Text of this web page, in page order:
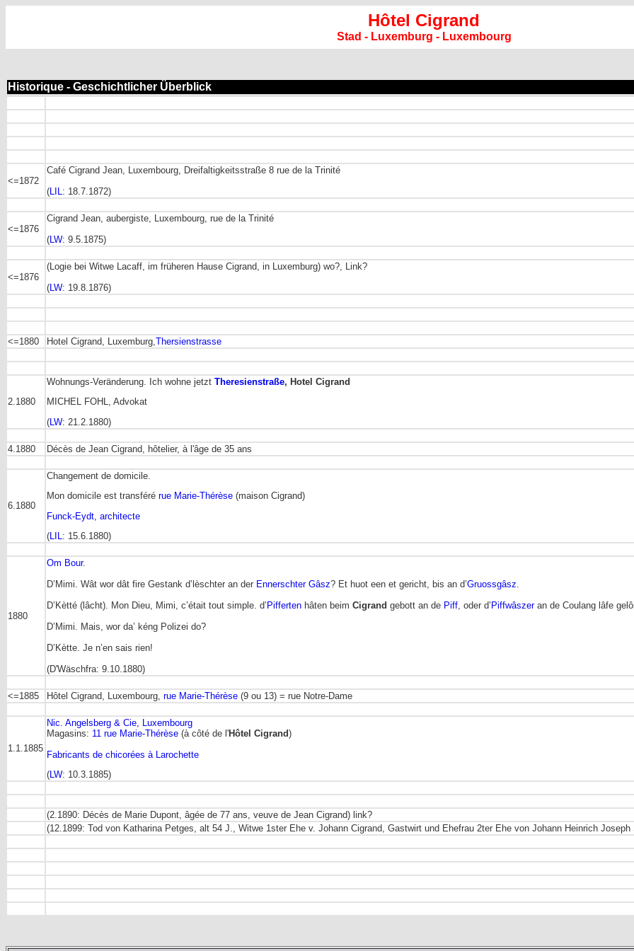
Hôtel Cigrand
Stad - Luxemburg - Luxembourg
Historique - Geschichtlicher Überblick
<=1872
Café Cigrand Jean, Luxembourg, Dreifaltigkeitsstraße 8 rue de la Trinité
(LIL: 18.7.1872)
<=1876
Cigrand Jean, aubergiste, Luxembourg, rue de la Trinité
(LW: 9.5.1875)
<=1876
(Logie bei Witwe Lacaff, im früheren Hause Cigrand, in Luxemburg) wo?, Link?
(LW: 19.8.1876)
<=1880 Hotel Cigrand, Luxemburg,Thersienstrasse
2.1880
Wohnungs-Veränderung. Ich wohne jetzt Theresienstraße, Hotel Cigrand
MICHEL FOHL, Advokat
(LW: 21.2.1880)
4.1880 Décès de Jean Cigrand, hôtelier, à l'âge de 35 ans
6.1880
Changement de domicile.
Mon domicile est transféré rue Marie-Thérèse (maison Cigrand)
Funck-Eydt, architecte
(
: 15.6.1880)
1880
Om Bour.
D’Mimi. Wât wor dât fire Gestank d’lèschter an der Ennerschter Gâsz? Et huot een et gericht, bis an d’Gruossgâsz.
D’Kètté (lâcht). Mon Dieu, Mimi, c’était tout simple. d’ Pifferten hâten beim Cigrand gebott an de Piff, oder d’ Piffwâszeran de Coulang lâfe
D’Mimi. Mais, wor da’ kéng Polizei do?
D’Kètte. Je n’en sais rien!
(D'Wäschfra: 9.10.1880)
<=1885 Hôtel Cigrand, Luxembourg, rue Marie-Thérèse (9 ou 13) = rue Notre-Dame
1.1.1885
Nic. Angelsberg & Cie, Luxembourg
Magasins: 11 rue Marie-Thérèse (à côté de l'Hôtel Cigrand)
Fabricants de chicorées à Larochette
(LW: 10.3.1885)
(2.1890: Décès de Marie Dupont, âgée de 77 ans, veuve de Jean Cigrand) link?
(12.1899: Tod von Katharina Petges, alt 54 J., Witwe 1ster Ehe v. Johann Cigrand, Gastwirt und Ehefrau 2ter Ehe von Johann Heinrich